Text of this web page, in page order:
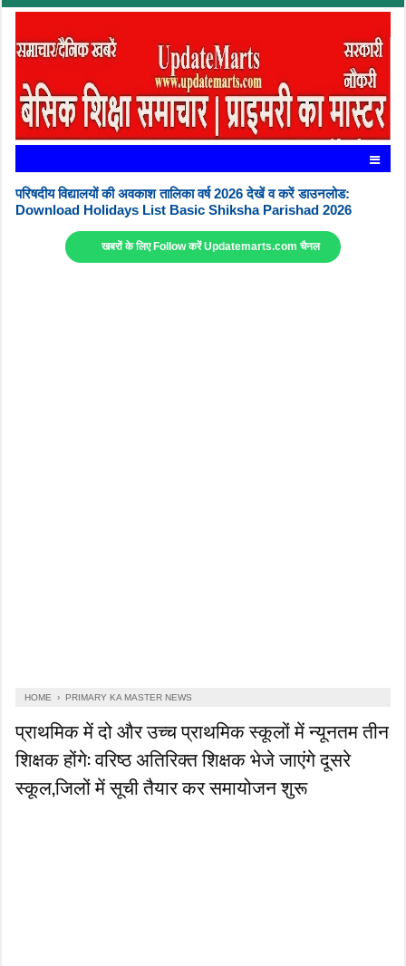
परिषदीय विद्यालयों की अवकाश तालिका वर्ष 2026 देखें व करें डाउनलोड:
Download Holidays List Basic Shiksha Parishad 2026
खबरों के लिए Follow करें Updatemarts.com चैनल
HOME › PRIMARY KA MASTER NEWS
प्राथमिक में दो और उच्च प्राथमिक स्कूलों में न्यूनतम तीन
शिक्षक होंगे: वरिष्ठ अतिरिक्त शिक्षक भेजे जाएंगे दूसरे
स्कूल,जिलों में सूची तैयार कर समायोजन शुरू